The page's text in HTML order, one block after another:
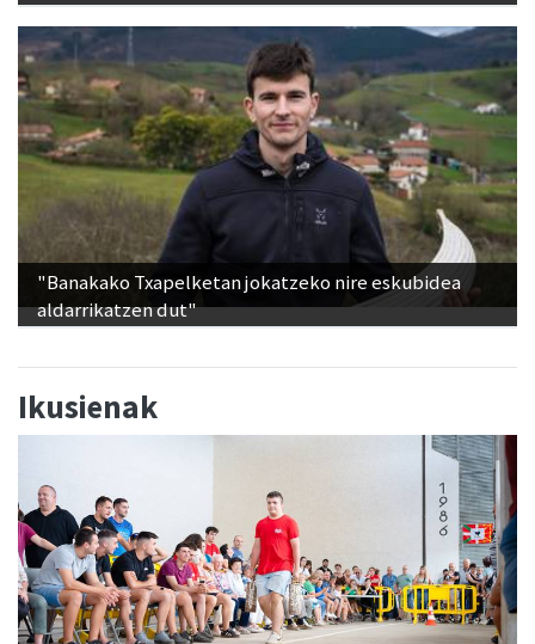
"Banakako Txapelketan jokatzeko nire eskubidea
aldarrikatzen dut"
Ikusienak